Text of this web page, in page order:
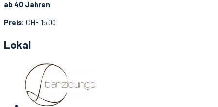
ab 40 Jahren
Preis: CHF 15.00
Lokal